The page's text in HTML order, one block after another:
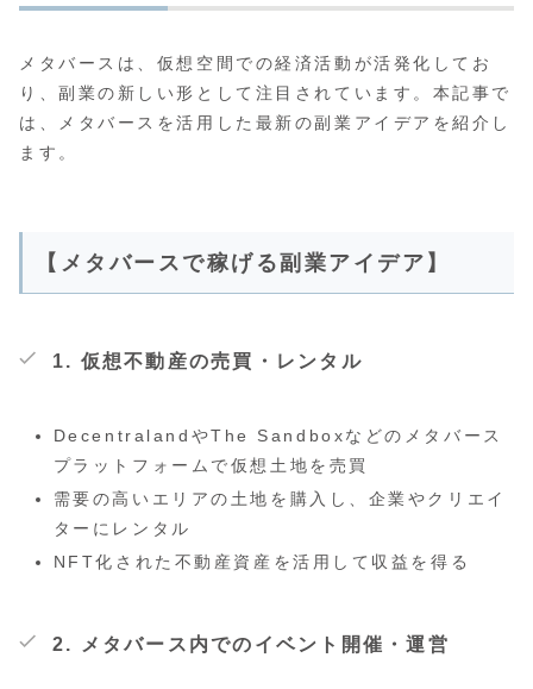
メタバースは、仮想空間での経済活動が活発化してお
り、副業の新しい形として注目されています。本記事で
は、メタバースを活用した最新の副業アイデアを紹介し
ます。
【メタバースで稼げる副業アイデア】
1. 仮想不動産の売買・レンタル
DecentralandやThe Sandboxなどのメタバース
プラットフォームで仮想土地を売買
需要の高いエリアの土地を購入し、企業やクリエイ
ターにレンタル
NFT化された不動産資産を活用して収益を得る
2. メタバース内でのイベント開催・運営